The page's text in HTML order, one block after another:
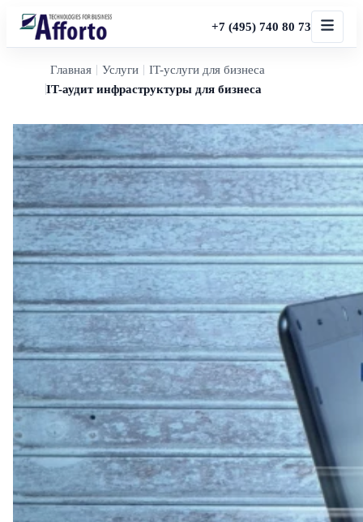
+7 (495) 740 80 73
Главная Услуги
IT-услуги для бизнеса
IT-аудит инфраструктуры для бизнеса